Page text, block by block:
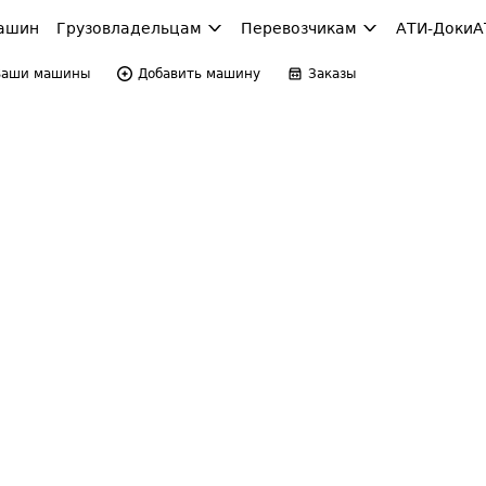
Грузовладельцам Перевозчикам АТИ-Доки
машины Добавить машину Заказы